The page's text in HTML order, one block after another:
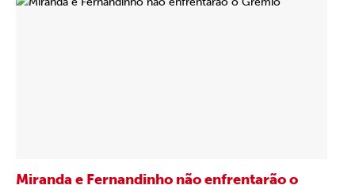
Miranda e Fernandinho não enfrentarão o